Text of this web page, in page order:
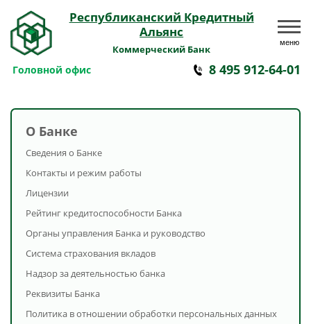
Республиканский Кредитный
Альянс
Коммерческий Банк
меню
Головной офис 8 495 912-64-01
О Банке
Сведения о Банке
Контакты и режим работы
Лицензии
Рейтинг кредитоспособности Банка
Органы управления Банка и руководство
Система страхования вкладов
Надзор за деятельностью банка
Реквизиты Банка
Политика в отношении обработки персональных данных